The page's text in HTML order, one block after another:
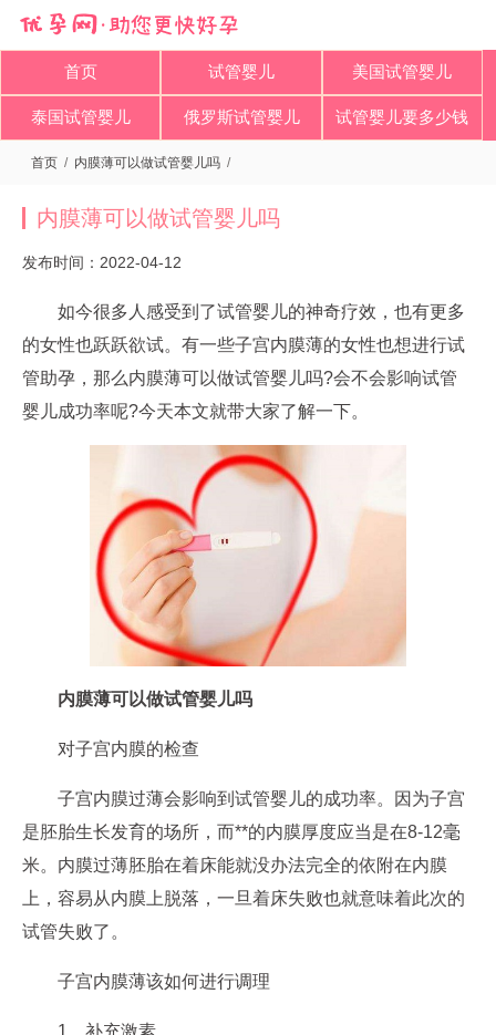
首页 试管婴儿 美国试管婴儿
泰国试管婴儿 俄罗斯试管婴儿 试管婴儿要多少钱
首页 / 内膜薄可以做试管婴儿吗 /
内膜薄可以做试管婴儿吗
发布时间：2022-04-12
如今很多人感受到了试管婴儿的神奇疗效，也有更多
的女性也跃跃欲试。有一些子宫内膜薄的女性也想进行试
管助孕，那么内膜薄可以做试管婴儿吗?会不会影响试管
婴儿成功率呢?今天本文就带大家了解一下。
内膜薄可以做试管婴儿吗
对子宫内膜的检查
子宫内膜过薄会影响到试管婴儿的成功率。因为子宫
是胚胎生长发育的场所，而**的内膜厚度应当是在8-12毫
米。内膜过薄胚胎在着床能就没办法完全的依附在内膜
上，容易从内膜上脱落，一旦着床失败也就意味着此次的
试管失败了。
子宫内膜薄该如何进行调理
1、补充激素